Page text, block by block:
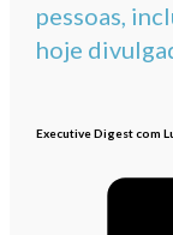
pessoas,
hoje
Executive Digest com